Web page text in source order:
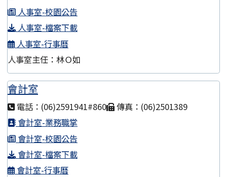
人事室-校園公告
人事室-檔案下載
人事室-行事曆
人事室主任：林Ｏ如
會計室
電話：(06)2591941#860
傳真：(06)2501389
會計室-業務職掌
會計室-校園公告
會計室-檔案下載
會計室-行事曆